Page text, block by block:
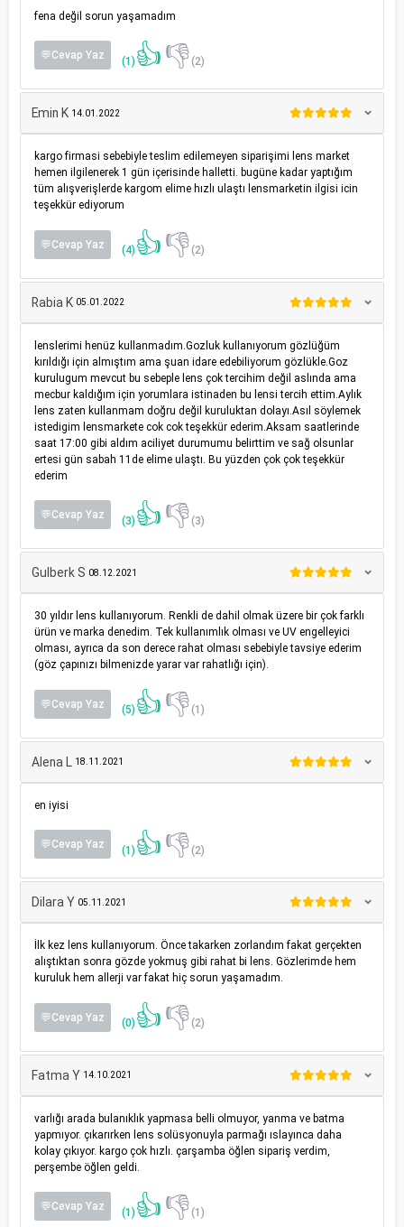
fena değil sorun yaşamadım
💬Cevap Yaz (1) 👍👎(2)
Emin K 14.01.2022
kargo firmasi sebebiyle teslim edilemeyen siparişimi lens market
hemen ilgilenerek 1 gün içerisinde halletti. bugüne kadar yaptığım
tüm alışverişlerde kargom elime hızlı ulaştı lensmarketin ilgisi icin
teşekkür ediyorum
💬Cevap Yaz (4) 👍👎(2)
Rabia K 05.01.2022
lenslerimi henüz kullanmadım.Gozluk kullanıyorum gözlüğüm
kırıldığı için almıştım ama şuan idare edebiliyorum gözlükle.Goz
kurulugum mevcut bu sebeple lens çok tercihim değil aslında ama
mecbur kaldığım için yorumlara istinaden bu lensi tercih ettim.Aylık
lens zaten kullanmam doğru değil kuruluktan dolayı.Asıl söylemek
istedigim lensmarkete cok cok teşekkür ederim.Aksam saatlerinde
saat 17:00 gibi aldım aciliyet durumumu belirttim ve sağ olsunlar
ertesi gün sabah 11de elime ulaştı. Bu yüzden çok çok teşekkür
ederim
💬Cevap Yaz (3) 👍👎(3)
Gulberk S 08.12.2021
30 yıldır lens kullanıyorum. Renkli de dahil olmak üzere bir çok farklı
ürün ve marka denedim. Tek kullanımlık olması ve UV engelleyici
olması, ayrıca da son derece rahat olması sebebiyle tavsiye ederim
(göz çapınızı bilmenizde yarar var rahatlığı için).
💬Cevap Yaz (5) 👍👎(1)
Alena L 18.11.2021
en iyisi
💬Cevap Yaz (1) 👍👎(2)
Dilara Y 05.11.2021
İlk kez lens kullanıyorum. Önce takarken zorlandım fakat gerçekten
alıştıktan sonra gözde yokmuş gibi rahat bi lens. Gözlerimde hem
kuruluk hem allerji var fakat hiç sorun yaşamadım.
💬Cevap Yaz (0) 👍👎(2)
Fatma Y 14.10.2021
varlığı arada bulanıklık yapmasa belli olmuyor, yanma ve batma
yapmıyor. çıkarırken lens solüsyonuyla parmağı ıslayınca daha
kolay çıkıyor. kargo çok hızlı. çarşamba öğlen sipariş verdim,
perşembe öğlen geldi.
💬Cevap Yaz (1) 👍👎(1)